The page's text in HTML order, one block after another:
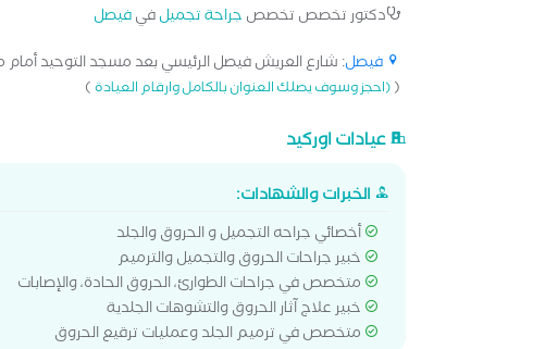
دكتور تخصص تخصص جراحة تجميلفيفيصل
فيصل: شارع العريش فيصل الرئيسي بعد مسجد التوحيد أمام
((احجز وسوف يصلك العنوان بالكامل وارقام العيادة)
عيادات اوركيد
الخبرات والشهادات:
أخصائي جراحه التجميل و الحروق والجلد
خبير جراحات الحروق والتجميل والترميم
متخصص في جراحات الطوارئ، الحروق الحادة، والإصابات
خبير علاج آثار الحروق والتشوهات الجلدية
متخصص في ترميم الجلد وعمليات ترقيع الحروق